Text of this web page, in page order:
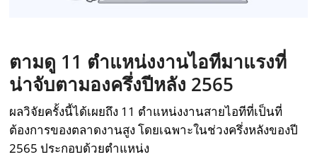
ตามดู 11 ตำแหน่งงานไอทีมาแรงที่
น่าจับตามองครึ่งปีหลัง 2565
ผลวิจัยครั้งนี้ได้เผยถึง 11 ตำแหน่งงานสายไอทีที่เป็นที่
ต้องการของตลาดงานสูง โดยเฉพาะในช่วงครึ่งหลังของปี
2565 ประกอบด้วยตำแหน่ง